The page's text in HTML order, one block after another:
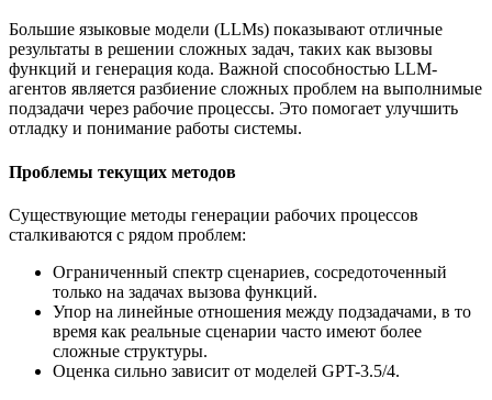
Большие языковые модели (LLMs) показывают отличные
результаты в решении сложных задач, таких как вызовы
функций и генерация кода. Важной способностью LLM-
агентов является разбиение сложных проблем на выполнимые
подзадачи через рабочие процессы. Это помогает улучшить
отладку и понимание работы системы.
Проблемы текущих методов
Существующие методы генерации рабочих процессов
сталкиваются с рядом проблем:
Ограниченный спектр сценариев, сосредоточенный
только на задачах вызова функций.
Упор на линейные отношения между подзадачами, в то
время как реальные сценарии часто имеют более
сложные структуры.
Оценка сильно зависит от моделей GPT-3.5/4.